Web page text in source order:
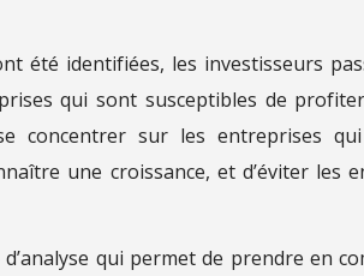
été identifiées, les investisseurs
qui sont susceptibles de
concentrer sur les entreprises
une croissance, et d’éviter les
qui permet de prendre en